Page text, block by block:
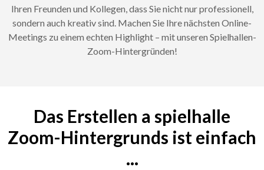
Ihren Freunden und Kollegen, dass Sie nicht nur professionell,
sondern auch kreativ sind. Machen Sie Ihre nächsten Online-
Meetings zu einem echten Highlight – mit unseren Spielhallen-
Zoom-Hintergründen!
Das Erstellen a spielhalle
Zoom-Hintergrunds ist einfach
...